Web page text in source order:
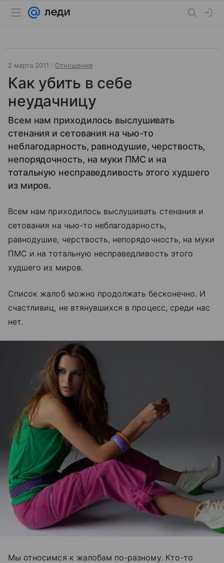
2 марта 2011 Отношения
Как убить в себе
неудачницу
Всем нам приходилось выслушивать
стенания и сетования на чью-то
неблагодарность, равнодушие, черствость,
непорядочность, на муки ПМС и на
тотальную несправедливость этого худшего
из миров.
Всем нам приходилось выслушивать стенания и
сетования на чью-то неблагодарность,
равнодушие, черствость, непорядочность, на муки
ПМС и на тотальную несправедливость этого
худшего из миров.
Список жалоб можно продолжать бесконечно. И
счастливиц, не втянувшихся в процесс, среди нас
нет.
Мы относимся к жалобам по-разному. Кто-то